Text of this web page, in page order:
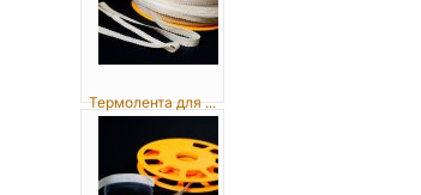
Термолента для ...